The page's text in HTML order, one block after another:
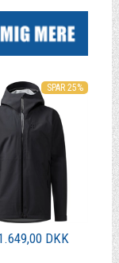
SPAR 25%
DKK